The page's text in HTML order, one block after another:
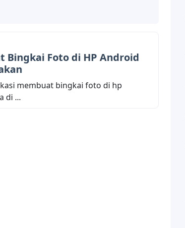
Bingkai Foto di HP Android
membuat bingkai foto di hp
di ...